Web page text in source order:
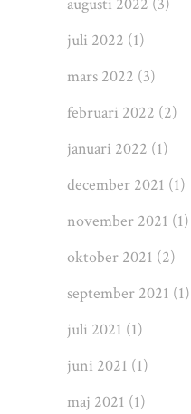
juli 2022 (1)
mars 2022 (3)
februari 2022 (2)
januari 2022 (1)
december 2021 (1)
november 2021 (1)
oktober 2021 (2)
september 2021 (1)
juli 2021 (1)
juni 2021 (1)
maj 2021 (1)